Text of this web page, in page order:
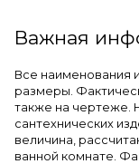
Важная
Все наименования
размеры.
также на чертеже.
сантехнических
величина,
ванной комнате.